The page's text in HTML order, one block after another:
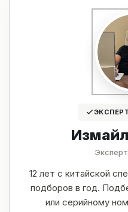
12 лет с китайской
подборов в год.
или серийному